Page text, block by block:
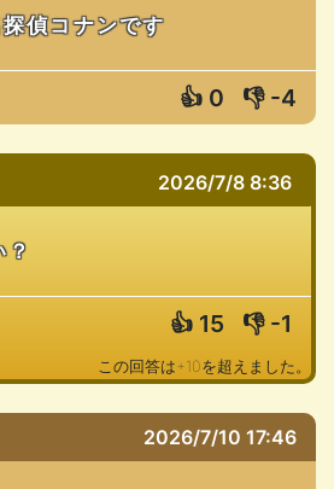
偵コナンです
👍 0 👎 -4
2026/7/8 8:36
👍 15 👎 -1
この回答は+10を超えました。
2026/7/10 17:46